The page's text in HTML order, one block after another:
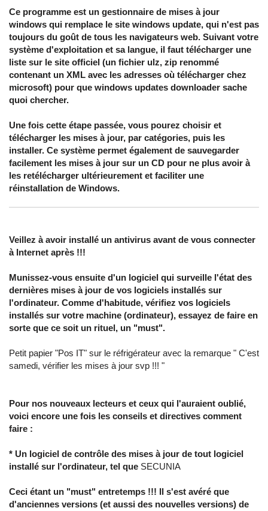
Ce programme est un gestionnaire de mises à jour
windows qui remplace le site windows update, qui n'est pas
toujours du goût de tous les navigateurs web. Suivant votre
système d'exploitation et sa langue, il faut télécharger une
liste sur le site officiel (un fichier ulz, zip renommé
contenant un XML avec les adresses où télécharger chez
microsoft) pour que windows updates downloader sache
quoi chercher.
Une fois cette étape passée, vous pourez choisir et
télécharger les mises à jour, par catégories, puis les
installer. Ce système permet également de sauvegarder
facilement les mises à jour sur un CD pour ne plus avoir à
les retélécharger ultérieurement et faciliter une
réinstallation de Windows.
Veillez à avoir installé un antivirus avant de vous connecter
à Internet après !!!
Munissez-vous ensuite d'un logiciel qui surveille l'état des
dernières mises à jour de vos logiciels installés sur
l'ordinateur. Comme d'habitude, vérifiez vos logiciels
installés sur votre machine (ordinateur), essayez de faire en
sorte que ce soit un rituel, un "must".
Petit papier "Pos IT" sur le réfrigérateur avec la remarque " C'est
samedi, vérifier les mises à jour svp !!! "
Pour nos nouveaux lecteurs et ceux qui l'auraient oublié,
voici encore une fois les conseils et directives comment
faire :
* Un logiciel de contrôle des mises à jour de tout logiciel
installé sur l'ordinateur, tel que SECUNIA
Ceci étant un "must" entretemps !!! Il s'est avéré que
d'anciennes versions (et aussi des nouvelles versions) de